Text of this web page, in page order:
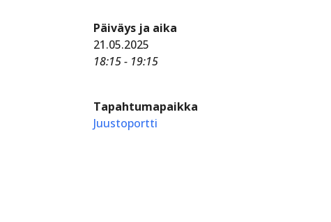
Päiväys ja aika
21.05.2025
18:15 - 19:15
Tapahtumapaikka
Juustoportti